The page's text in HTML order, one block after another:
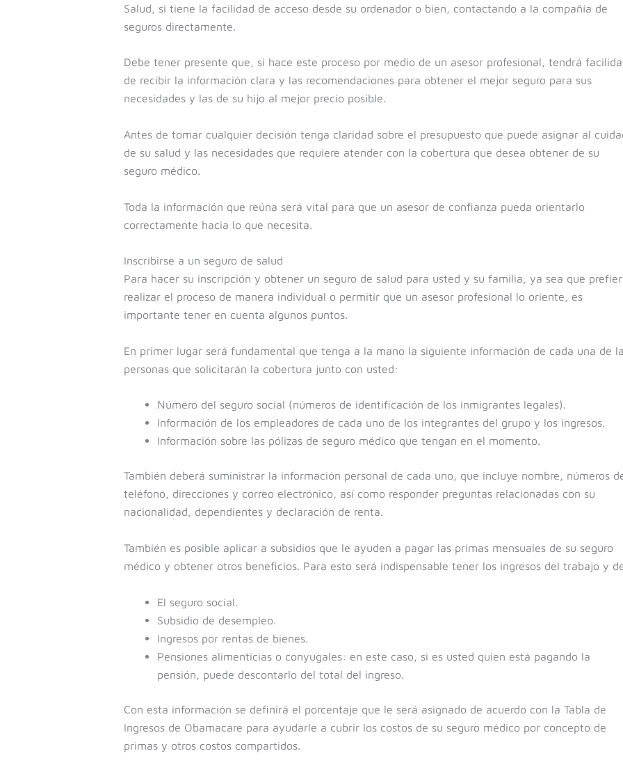
Salud, si tiene la facilidad de acceso desde su ordenador o bien, contactando a la compañía de
seguros directamente.
Debe tener presente que, si hace este proceso por medio de un asesor profesional, tendrá
de recibir la información clara y las recomendaciones para obtener el mejor seguro para sus
necesidades y las de su hijo al mejor precio posible.
Antes de tomar cualquier decisión tenga claridad sobre el presupuesto que puede asignar al
de su salud y las necesidades que requiere atender con la cobertura que desea obtener de su
seguro médico.
Toda la información que reúna será vital para que un asesor de confianza pueda orientarlo
correctamente hacia lo que necesita.
Inscribirse a un seguro de salud
Para hacer su inscripción y obtener un seguro de salud para usted y su familia, ya sea que
realizar el proceso de manera individual o permitir que un asesor profesional lo oriente, es
importante tener en cuenta algunos puntos.
En primer lugar será fundamental que tenga a la mano la siguiente información de cada una de
personas que solicitarán la cobertura junto con usted:
Número del seguro social (números de identificación de los inmigrantes legales).
Información de los empleadores de cada uno de los integrantes del grupo y los ingresos.
Información sobre las pólizas de seguro médico que tengan en el momento.
También deberá suministrar la información personal de cada uno, que incluye nombre, números
teléfono, direcciones y correo electrónico, así como responder preguntas relacionadas con su
nacionalidad, dependientes y declaración de renta.
También es posible aplicar a subsidios que le ayuden a pagar las primas mensuales de su seguro
médico y obtener otros beneficios. Para esto será indispensable tener los ingresos del trabajo y
El seguro social.
Subsidio de desempleo.
Ingresos por rentas de bienes.
Pensiones alimenticias o conyugales: en este caso, si es usted quien está pagando la
pensión, puede descontarlo del total del ingreso.
Con esta información se definirá el porcentaje que le será asignado de acuerdo con la Tabla de
Ingresos de Obamacare para ayudarle a cubrir los costos de su seguro médico por concepto de
primas y otros costos compartidos.